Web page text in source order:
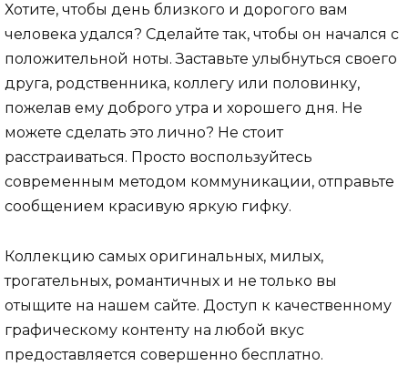
Хотите, чтобы день близкого и дорогого вам
человека удался? Сделайте так, чтобы он начался с
положительной ноты. Заставьте улыбнуться своего
друга, родственника, коллегу или половинку,
пожелав ему доброго утра и хорошего дня. Не
можете сделать это лично? Не стоит
расстраиваться. Просто воспользуйтесь
современным методом коммуникации, отправьте
сообщением красивую яркую гифку.
Коллекцию самых оригинальных, милых,
трогательных, романтичных и не только вы
отыщите на нашем сайте. Доступ к качественному
графическому контенту на любой вкус
предоставляется совершенно бесплатно.